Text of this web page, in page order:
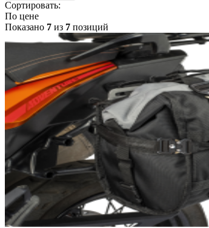
Сортировать:
По цене
Показано 7 из 7 позиций